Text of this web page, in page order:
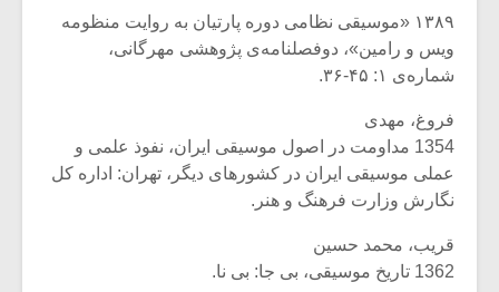
۱۳۸۹ «موسیقی نظامی دوره پارتیان به روایت منظومه
ویس و رامین»، دوفصلنامه‌ی پژوهشی مهرگانی،
شماره‌ی ۱: ۴۵-۳۶.
فروغ، مهدی
1354 مداومت در اصول موسیقی ایران، نفوذ علمی و
عملی موسیقی ایران در کشورهای دیگر، تهران: اداره کل
نگارش وزارت فرهنگ و هنر.
قریب، محمد حسین
1362 تاریخ موسیقی، بی جا: بی نا.